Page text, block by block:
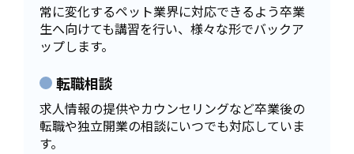
常に変化するペット業界に対応できるよう卒業
生へ向けても講習を行い、様々な形でバックア
ップします。
転職相談
求人情報の提供やカウンセリングなど卒業後の
転職や独立開業の相談にいつでも対応していま
す。